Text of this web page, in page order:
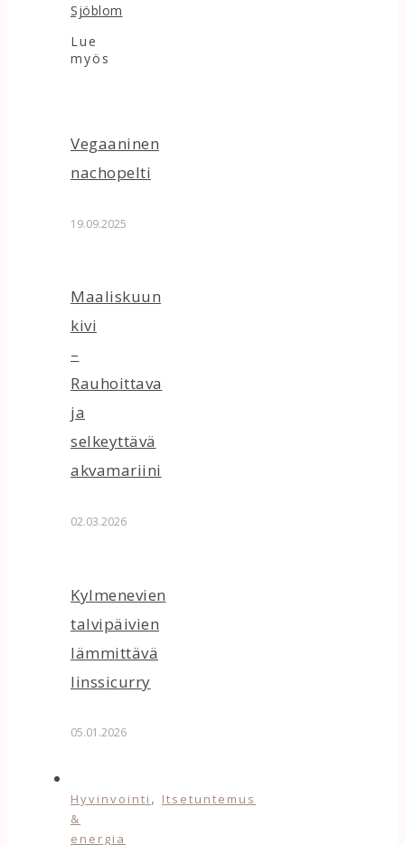
Sjöblom
Lue
myös
Vegaaninen
nachopelti
19.09.2025
Maaliskuun
kivi
–
Rauhoittava
ja
selkeyttävä
akvamariini
02.03.2026
Kylmenevien
talvipäivien
lämmittävä
linssicurry
05.01.2026
Hyvinvointi , Itsetuntemus
&
energia